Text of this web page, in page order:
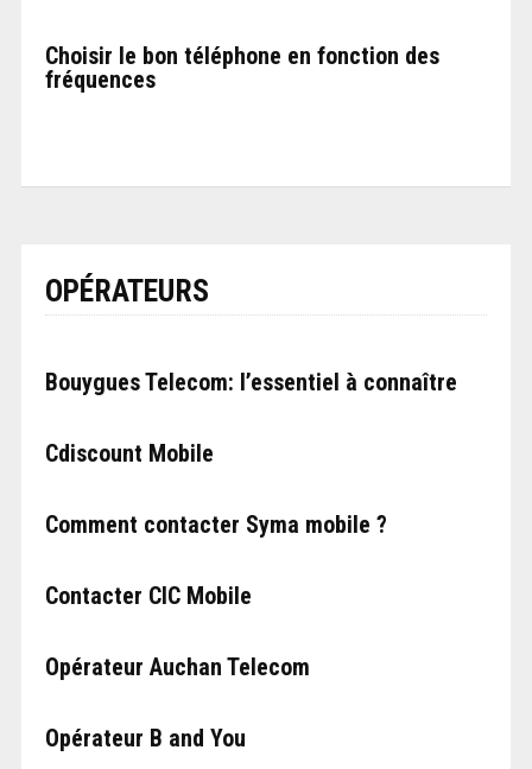
Choisir le bon téléphone en fonction des
fréquences
OPÉRATEURS
Bouygues Telecom: l’essentiel à connaître
Cdiscount Mobile
Comment contacter Syma mobile ?
Contacter CIC Mobile
Opérateur Auchan Telecom
Opérateur B and You